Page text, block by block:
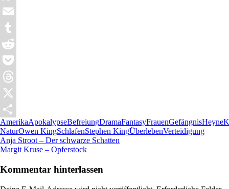
WhatsApp
Email
Tumblr
Reddit
Pocket
Threads
X
Teilen
AmerikaApokalypseBefreiungDramaFantasyFrauenGefängnisHeyne
NaturOwen KingSchlafenStephen KingÜberlebenVerteidigung
Beitragsnavigation
Vorheriger
Beitrag:
Anja Stroot – Der schwarze Schatten
Nächster
Margit Kruse – Opferstock
Kommentar hinterlassen